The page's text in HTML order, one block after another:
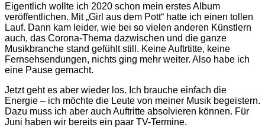
Eigentlich wollte ich 2020 schon mein erstes Album
veröffentlichen. Mit „Girl aus dem Pott“ hatte ich einen tollen
Lauf. Dann kam leider, wie bei so vielen anderen Künstlern
auch, das Corona-Thema dazwischen und die ganze
Musikbranche stand gefühlt still. Keine Auftrtitte, keine
Fernsehsendungen, nichts ging mehr weiter. Also habe ich
eine Pause gemacht.
Jetzt geht es aber wieder los. Ich brauche einfach die
Energie – ich möchte die Leute von meiner Musik begeistern.
Dazu muss ich aber auch Auftritte absolvieren können. Für
Juni haben wir bereits ein paar TV-Termine.